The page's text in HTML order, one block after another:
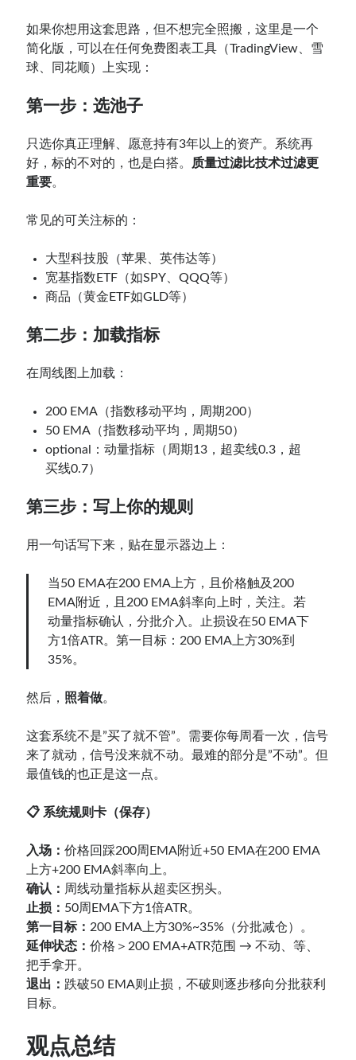
如果你想用这套思路，但不想完全照搬，这里是一个
简化版，可以在任何免费图表工具（TradingView、雪
球、同花顺）上实现：
第一步：选池子
只选你真正理解、愿意持有3年以上的资产。系统再
好，标的不对的，也是白搭。
质量过滤比技术过滤更
重要。
常见的可关注标的：
大型科技股（苹果、英伟达等）
宽基指数ETF（如SPY、QQQ等）
商品（黄金ETF如GLD等）
第二步：加载指标
在周线图上加载：
200 EMA（指数移动平均，周期200）
50 EMA（指数移动平均，周期50）
optional：动量指标（周期13，超卖线0.3，超
买线0.7）
第三步：写上你的规则
用一句话写下来，贴在显示器边上：
当50 EMA在200 EMA上方，且价格触及200
EMA附近，且200 EMA斜率向上时，关注。若
动量指标确认，分批介入。止损设在50 EMA下
方1倍ATR。第一目标：200 EMA上方30%到
35%。
然后， 照着做。
这套系统不是”买了就不管”。需要你每周看一次，信号
来了就动，信号没来就不动。最难的部分是”不动”。但
最值钱的也正是这一点。
📋 系统规则卡（保存）
入场：价格回踩200周EMA附近+50 EMA在200 EMA
上方+200 EMA斜率向上。
确认： 周线动量指标从超卖区拐头。
止损： 50周EMA下方1倍ATR。
第一目标： 200 EMA上方30%~35%（分批减仓）。
延伸状态：价格＞200 EMA+ATR范围 → 不动、等、
把手拿开。
退出： 跌破50 EMA则止损，不破则逐步移向分批获利
目标。
观点总结